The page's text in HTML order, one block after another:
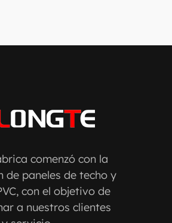
comenzó con la
de paneles de techo y
con el objetivo de
a nuestros clientes